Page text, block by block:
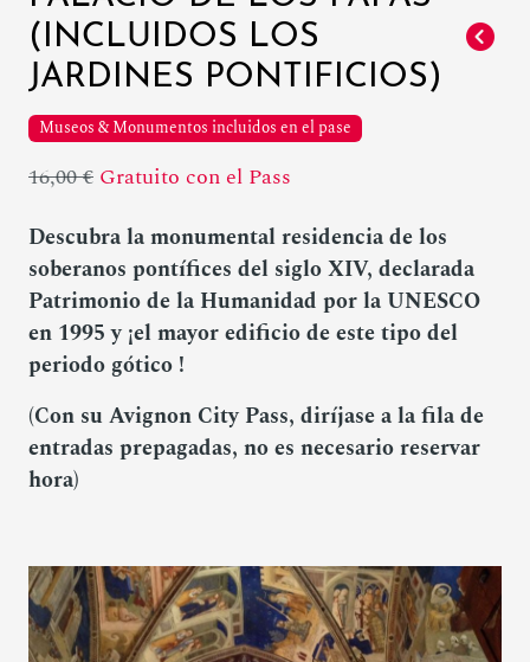
(INCLUIDOS LOS
JARDINES PONTIFICIOS)
Museos & Monumentos incluidos en el pase
16,00 € Gratuito con el Pass
Descubra la monumental residencia de los
soberanos pontífices del siglo XIV, declarada
Patrimonio de la Humanidad por la UNESCO
en 1995 y ¡el mayor edificio de este tipo del
periodo gótico !
(Con su Avignon City Pass, diríjase a la fila de
entradas prepagadas, no es necesario reservar
hora)